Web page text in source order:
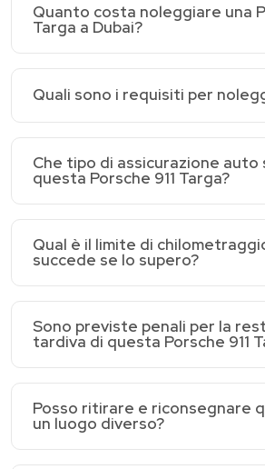
Quanto costa noleggiare una
Targa a Dubai?
Quali sono i requisiti per
Che tipo di assicurazione
questa Porsche 911 Targa?
Qual è il limite di
succede se lo supero?
Sono previste penali per la
tardiva di questa Porsche 911
Posso ritirare e riconsegnare
un luogo diverso?